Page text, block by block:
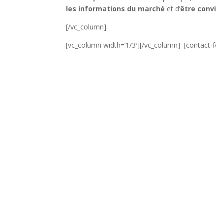
les informations du marché et d’être
[/vc_column]
[vc_column width=’1/3′][/vc_column]